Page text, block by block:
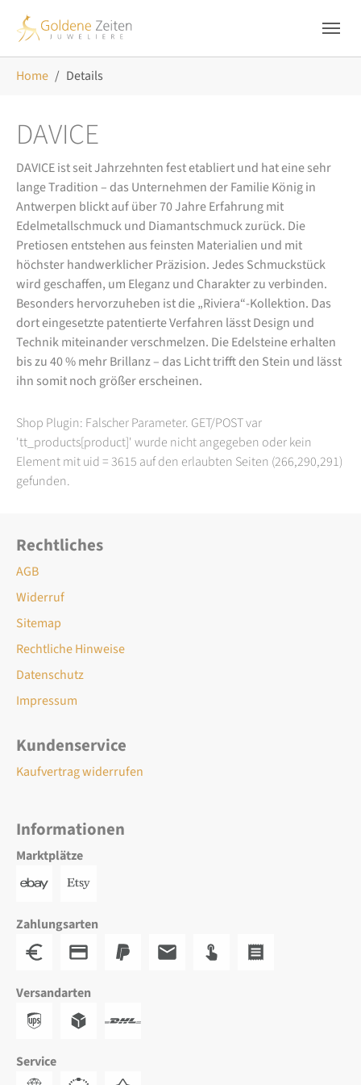
Home Details
DAVICE
DAVICE ist seit Jahrzehnten fest etabliert und hat eine sehr
lange Tradition – das Unternehmen der Familie König in
Antwerpen blickt auf über 70 Jahre Erfahrung mit
Edelmetallschmuck und Diamantschmuck zurück. Die
Pretiosen entstehen aus feinsten Materialien und mit
höchster handwerklicher Präzision. Jedes Schmuckstück
wird geschaffen, um Eleganz und Charakter zu verbinden.
Besonders hervorzuheben ist die „Riviera“-Kollektion. Das
dort eingesetzte patentierte Verfahren lässt Design und
Technik miteinander verschmelzen. Die Edelsteine erhalten
bis zu 40 % mehr Brillanz – das Licht trifft den Stein und lässt
ihn somit noch größer erscheinen.
Shop Plugin: Falscher Parameter. GET/POST var
'tt_products[product]' wurde nicht angegeben oder kein
Element mit uid = 3615 auf den erlaubten Seiten (266,290,291)
gefunden.
Rechtliches
AGB
Widerruf
Sitemap
Rechtliche Hinweise
Datenschutz
Impressum
Kundenservice
Kaufvertrag widerrufen
Informationen
Marktplätze
Zahlungsarten
Versandarten
Service